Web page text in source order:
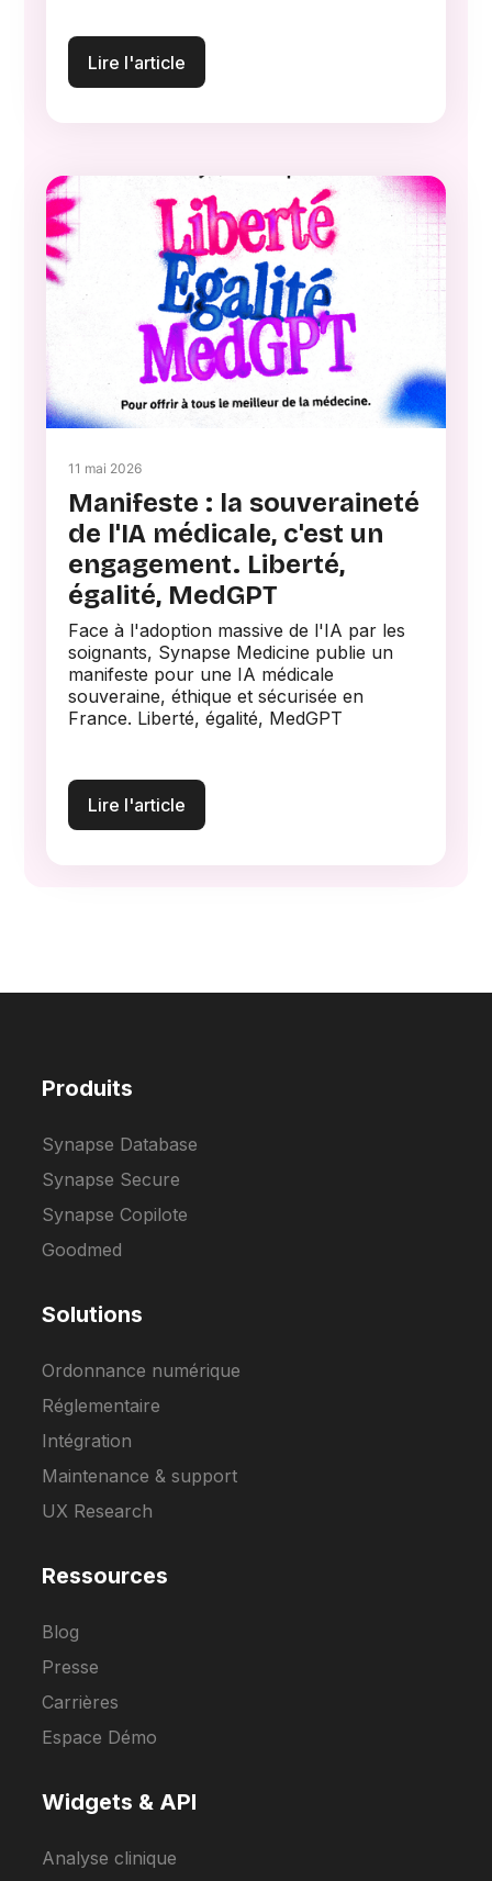
Lire l'article
11 mai 2026
Manifeste : la souveraineté
de l'IA médicale, c'est un
engagement. Liberté,
égalité, MedGPT
Face à l'adoption massive de l'IA par les
soignants, Synapse Medicine publie un
manifeste pour une IA médicale
souveraine, éthique et sécurisée en
France. Liberté, égalité, MedGPT
Lire l'article
Produits
Synapse Database
Synapse Secure
Synapse Copilote
Goodmed
Solutions
Ordonnance numérique
Réglementaire
Intégration
Maintenance & support
UX Research
Ressources
Blog
Presse
Carrières
Espace Démo
Widgets & API
Analyse clinique